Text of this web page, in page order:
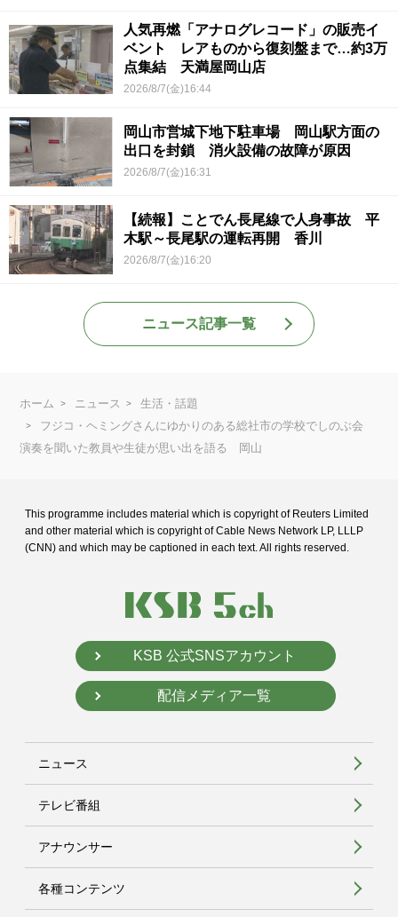
人気再燃「アナログレコード」の販売イ
ベント レアものから復刻盤まで…約3万
点集結 天満屋岡山店
2026/8/7(金)16:44
岡山市営城下地下駐車場 岡山駅方面の
出口を封鎖 消火設備の故障が原因
2026/8/7(金)16:31
【続報】ことでん長尾線で人身事故 平
木駅～長尾駅の運転再開 香川
2026/8/7(金)16:20
ニュース記事一覧
ホーム ニュース
生活・話題
フジコ・ヘミングさんにゆかりのある総社市の学校でしのぶ会
演奏を聞いた教員や生徒が思い出を語る 岡山
This programme includes material which is copyright of Reuters Limited
and other material which is copyright of Cable News Network LP, LLLP
(CNN) and which may be captioned in each text. All rights reserved.
KSB 公式SNSアカウント
配信メディア一覧
ニュース
テレビ番組
アナウンサー
各種コンテンツ